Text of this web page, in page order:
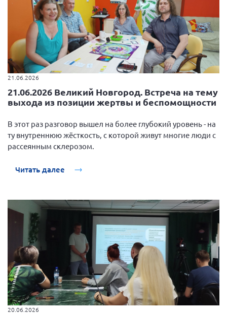
21.06.2026
21.06.2026 Великий Новгород. Встреча на тему
выхода из позиции жертвы и беспомощности
В этот раз разговор вышел на более глубокий уровень - на
ту внутреннюю жёсткость, с которой живут многие люди с
рассеянным склерозом.
Читать далее
20.06.2026